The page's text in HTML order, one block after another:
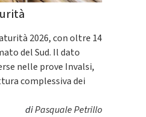
2026, con oltre 14
del Sud. Il dato
nelle prove Invalsi,
complessiva dei
diPasquale Petrillo